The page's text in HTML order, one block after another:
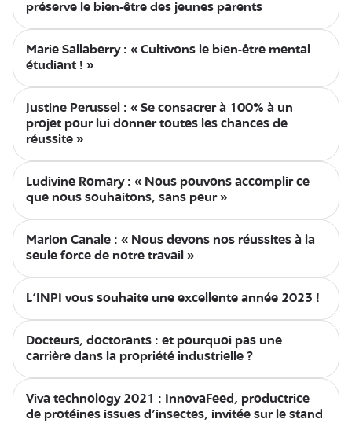
préserve le bien-être des jeunes parents
Marie Sallaberry : « Cultivons le bien-être mental
étudiant ! »
Justine Perussel : « Se consacrer à 100% à un
projet pour lui donner toutes les chances de
réussite »
Ludivine Romary : « Nous pouvons accomplir ce
que nous souhaitons, sans peur »
Marion Canale : « Nous devons nos réussites à la
seule force de notre travail »
L'INPI vous souhaite une excellente année 2023 !
Docteurs, doctorants : et pourquoi pas une
carrière dans la propriété industrielle ?
Viva technology 2021 : InnovaFeed, productrice
de protéines issues d’insectes, invitée sur le stand